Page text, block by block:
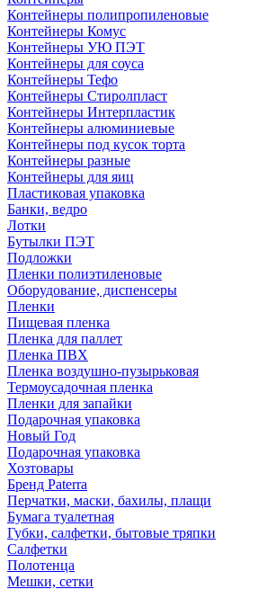
Контейнеры полипропиленовые
Контейнеры Комус
Контейнеры УЮ ПЭТ
Контейнеры для соуса
Контейнеры Тефо
Контейнеры Стиролпласт
Контейнеры Интерпластик
Контейнеры алюминиевые
Контейнеры под кусок торта
Контейнеры разные
Контейнеры для яиц
Пластиковая упаковка
Банки, ведро
Лотки
Бутылки ПЭТ
Подложки
Пленки полиэтиленовые
Оборудование, диспенсеры
Пленки
Пищевая пленка
Пленка для паллет
Пленка ПВХ
Пленка воздушно-пузырьковая
Термоусадочная пленка
Пленки для запайки
Подарочная упаковка
Новый Год
Подарочная упаковка
Хозтовары
Бренд Paterra
Перчатки, маски, бахилы, плащи
Бумага туалетная
Губки, салфетки, бытовые тряпки
Салфетки
Полотенца
Мешки, сетки